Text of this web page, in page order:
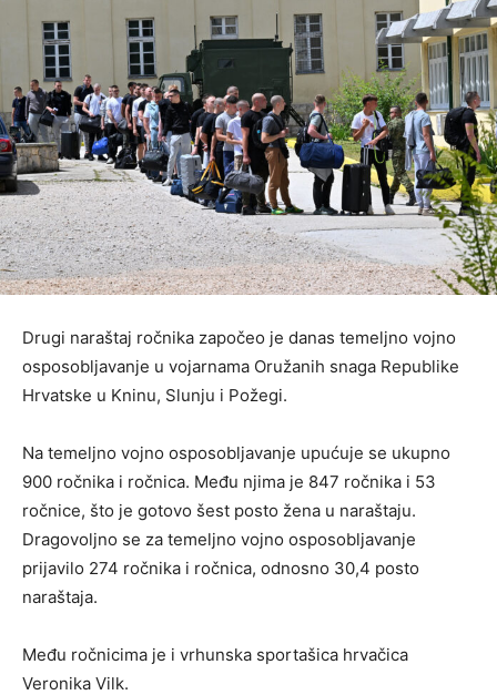
Drugi naraštaj ročnika započeo je danas temeljno vojno
osposobljavanje u vojarnama Oružanih snaga Republike
Hrvatske u Kninu, Slunju i Požegi.
Na temeljno vojno osposobljavanje upućuje se ukupno
900 ročnika i ročnica. Među njima je 847 ročnika i 53
ročnice, što je gotovo šest posto žena u naraštaju.
Dragovoljno se za temeljno vojno osposobljavanje
prijavilo 274 ročnika i ročnica, odnosno 30,4 posto
naraštaja.
Među ročnicima je i vrhunska sportašica hrvačica
Veronika Vilk.